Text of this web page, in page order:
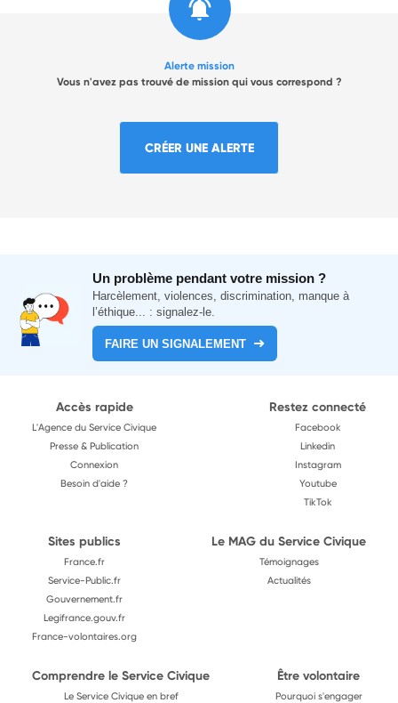
Alerte mission
Vous n'avez pas trouvé de mission qui vous correspond ?
CRÉER UNE ALERTE
Un problème pendant votre mission ?
Harcèlement, violences, discrimination, manque à
l’éthique... : signalez-le.
FAIRE UN SIGNALEMENT
Accès rapide
L'Agence du Service Civique
Presse & Publication
Connexion
Besoin d'aide ?
Restez connecté
Facebook
Linkedin
Instagram
Youtube
TikTok
Sites publics
France.fr
Service-Public.fr
Gouvernement.fr
Legifrance.gouv.fr
France-volontaires.org
Le MAG du Service Civique
Témoignages
Actualités
Comprendre le Service Civique
Le Service Civique en bref
Être volontaire
Pourquoi s'engager